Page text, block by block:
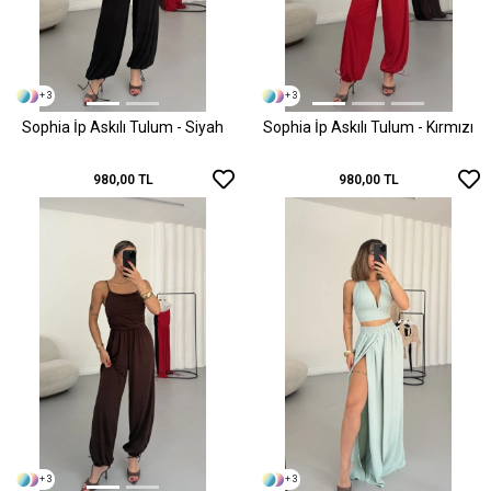
+ 3
Sophia İp Askılı Tulum - Siyah
980,00 TL
+ 3
Sophia İp Askılı Tulum - Kırmızı
980,00 TL
+ 3 + 3